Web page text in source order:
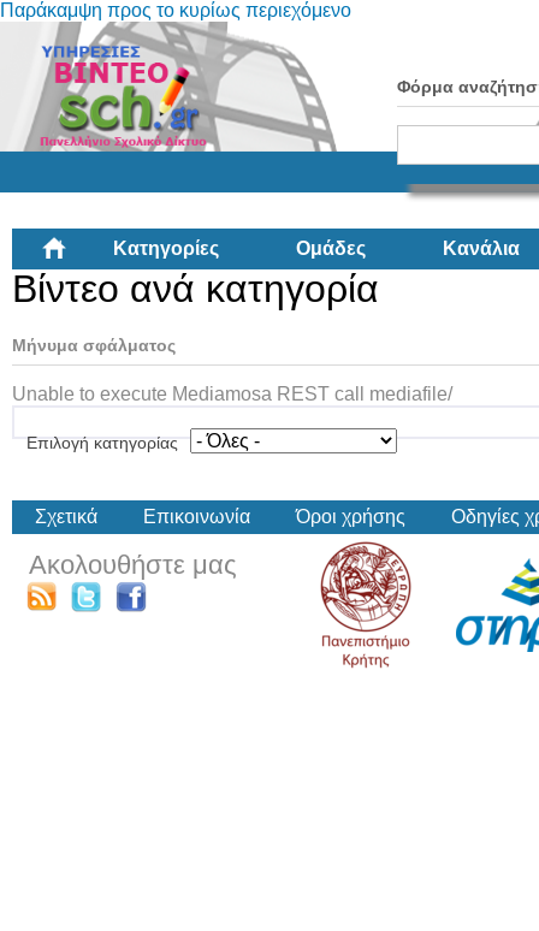
Παράκαμψη προς το κυρίως περιεχόμενο
Φόρμα
Κατηγορίες Ομάδες Κανάλια
Βίντεο ανά κατηγορία
Μήνυμα σφάλματος
Unable to execute Mediamosa REST call mediafile/
Επιλογή κατηγορίας
Σχετικά Επικοινωνία Όροι χρήσης Οδηγίες
Ακολουθήστε μας